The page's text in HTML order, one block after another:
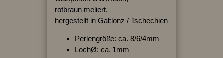
rotbraun meliert,
hergestellt in Gablonz / Tschechien
Perlengröße: ca. 8/6/4mm
LochØ: ca. 1mm